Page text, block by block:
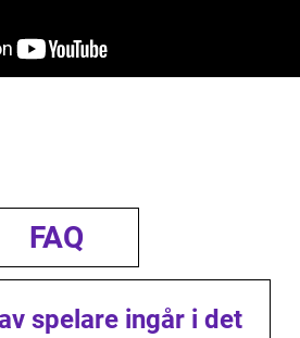
FAQ
spelare ingår i det